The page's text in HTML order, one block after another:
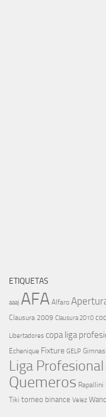
ETIQUETAS
aaaj AFA Alfaro
Clausura 2009 Clausura 2010
Libertadores copa liga
Echenique Fixture GELP
Liga Profesional
Quemeros Rapallini
Tiki torneo binance Velez